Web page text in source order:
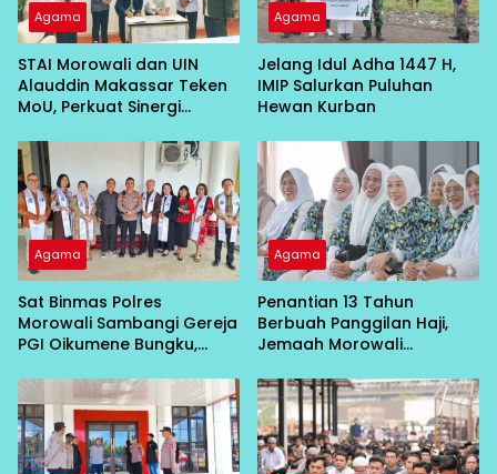
Agama
STAI Morowali dan UIN
Alauddin Makassar Teken
MoU, Perkuat Sinergi
Agama
Jelang Idul Adha 1447 H,
IMIP Salurkan Puluhan
Hewan Kurban
Agama
Sat Binmas Polres
Morowali Sambangi Gereja
PGI Oikumene Bungku,
Kamtibmas
Agama
Penantian 13 Tahun
Berbuah Panggilan Haji,
Jemaah Morowali